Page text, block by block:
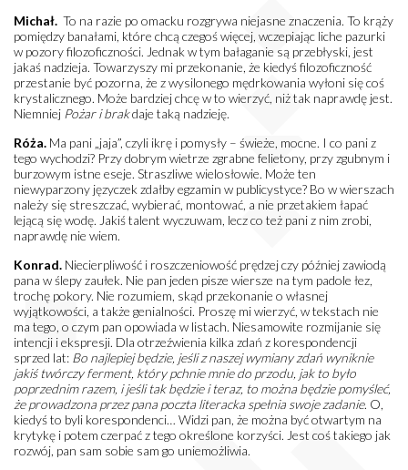
Michał. To na razie po omacku rozgrywa niejasne znaczenia. To krąży
pomiędzy banałami, które chcą czegoś więcej, wczepiając liche pazurki
w pozory filozoficzności. Jednak w tym bałaganie są przebłyski, jest
jakaś nadzieja. Towarzyszy mi przekonanie, że kiedyś filozoficzność
przestanie być pozorna, że z wysilonego mędrkowania wyłoni się coś
krystalicznego. Może bardziej chcę w to wierzyć, niż tak naprawdę jest.
Niemniej Pożar i brakdaje taką nadzieję.
Róża. Ma pani „jaja”, czyli ikrę i pomysły – świeże, mocne. I co pani z
tego wychodzi? Przy dobrym wietrze zgrabne felietony, przy zgubnym i
burzowym istne eseje. Straszliwe wielosłowie. Może ten
niewyparzony języczek zdałby egzamin w publicystyce? Bo w wierszach
należy się streszczać, wybierać, montować, a nie przetakiem łapać
lejącą się wodę. Jakiś talent wyczuwam, lecz co też pani z nim zrobi,
naprawdę nie wiem.
Konrad. Niecierpliwość i roszczeniowość prędzej czy później zawiodą
pana w ślepy zaułek. Nie pan jeden pisze wiersze na tym padole łez,
trochę pokory. Nie rozumiem, skąd przekonanie o własnej
wyjątkowości, a także genialności. Proszę mi wierzyć, w tekstach nie
ma tego, o czym pan opowiada w listach. Niesamowite rozmijanie się
intencji i ekspresji. Dla otrzeźwienia kilka zdań z korespondencji
sprzed lat: Bo najlepiej będzie, jeśli z naszej wymiany zdań wyniknie
jakiś twórczy ferment, który pchnie mnie do przodu, jak to było
poprzednim razem, i jeśli tak będzie i teraz, to można będzie pomyśleć,
że prowadzona przez pana poczta literacka spełnia swoje zadanie. O,
kiedyś to byli korespondenci… Widzi pan, że można być otwartym na
krytykę i potem czerpać z tego określone korzyści. Jest coś takiego jak
rozwój, pan sam sobie sam go uniemożliwia.